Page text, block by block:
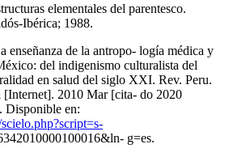
elementales del parentesco.
Ibérica; 1988.
enseñanza de la antropo- logía médica y
del indigenismo culturalista del
en salud del siglo XXI. Rev. Peru.
2010 Mar [cita- do 2020
Disponible en:
g=es.